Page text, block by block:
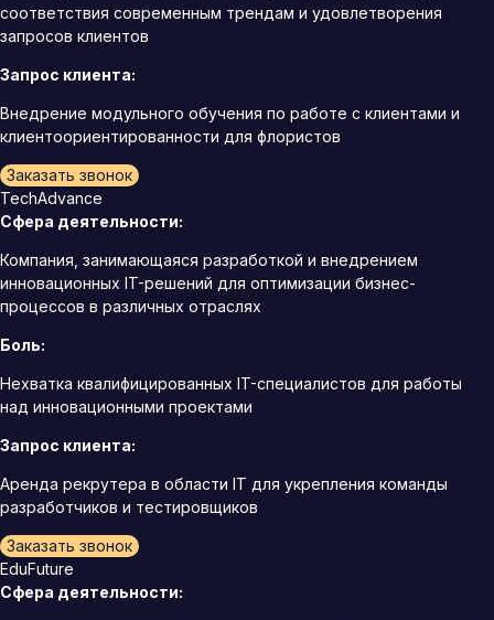
соответствия современным трендам и удовлетворения
запросов клиентов
Запрос клиента:
Внедрение модульного обучения по работе с клиентами и
клиентоориентированности для флористов
Заказать звонок
TechAdvance
Сфера деятельности:
Компания, занимающаяся разработкой и внедрением
инновационных IT-решений для оптимизации бизнес-
процессов в различных отраслях
Боль:
Нехватка квалифицированных IT-специалистов для работы
над инновационными проектами
Запрос клиента:
Аренда рекрутера в области IT для укрепления команды
разработчиков и тестировщиков
Заказать звонок
EduFuture
Сфера деятельности: